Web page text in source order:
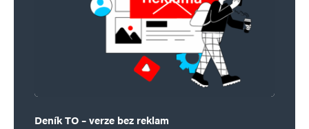
Deník TO – verze bez reklam